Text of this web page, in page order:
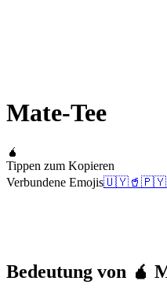
Mate-Tee
🧉
Tippen zum Kopieren
Verbundene Emojis🇺🇾 🥤 🇵🇾
Bedeutung von 🧉